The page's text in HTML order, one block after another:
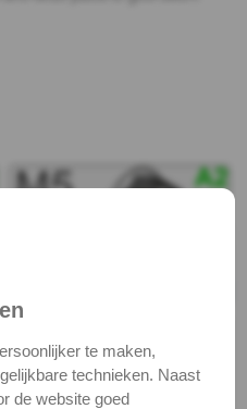
te maken,
technieken. Naast
de website goed